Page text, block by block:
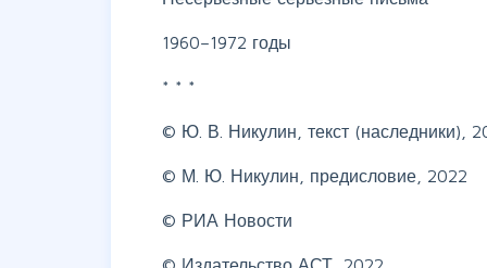
1960–1972 годы
* * *
© Ю. В. Никулин, текст (наследники),
© М. Ю. Никулин, предисловие, 2022
© РИА Новости